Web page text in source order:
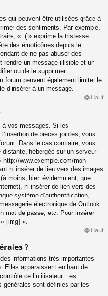
qui peuvent être utilisées grâce à
des sentiments. Par exemple,
« :( » exprime la tristesse.
des émoticônes depuis le
de ne pas abuser des
rendre un message illisible et un
ou de le supprimer
forum peuvent également limiter le
d’insérer à un message.
Haut
à vos messages. Si les
de pièces jointes, vous
Dans le cas contraire, vous
hébergée sur un serveur
www.exemple.com/mon-
ni insérer de lien vers des images
moins, bien évidemment, que
ni insérer de lien vers des
système d’authentification,
électronique de Outlook
mot de passe, etc. Pour insérer
[img] ».
Haut
?
informations très importantes
Elles apparaissent en haut de
de l’utilisateur. Les
générales sont définies par les